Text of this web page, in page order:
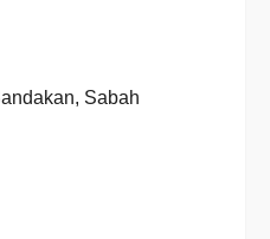
Sabah